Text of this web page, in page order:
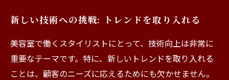
新しい技術への挑戦: トレンドを取り入れる
美容室で働くスタイリストにとって、技術向上は非常に
重要なテーマです。特に、新しいトレンドを取り入れる
ことは、顧客のニーズに応えるためにも欠かせません。